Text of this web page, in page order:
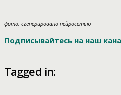
фото: сгенерировано нейросетью
Подписывайтесь на наш
Tagged in: